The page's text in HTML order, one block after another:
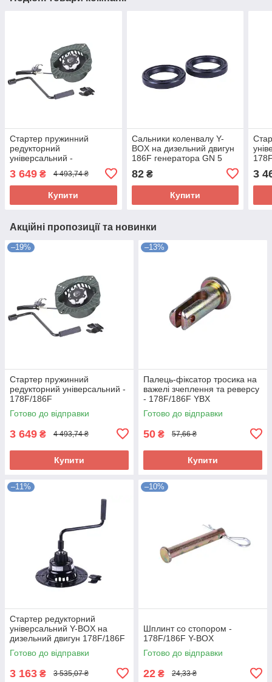
Стартер пружинний
редукторний
універсальний -
3 649 ₴ 4 493,74 ₴
Купити
Сальники коленвалу Y-
BOX на дизельний двигун
186F генератора GN 5
82₴
Купити
3
Акційні пропозиції та новинки
–19%
Стартер пружинний
редукторний універсальний -
178F/186F
Готово до відправки
3 649 ₴ 4 493,74 ₴
Купити
–13%
Палець-фіксатор тросика на
важелі зчеплення та реверсу
- 178F/186F YBX
Готово до відправки
50 ₴ 57,66 ₴
Купити
–11%
Стартер редукторний
універсальний Y-BOX на
дизельний двигун 178F/186F
Готово до відправки
3 163 ₴ 3 535,07 ₴
–10%
Шплинт со стопором -
178F/186F Y-BOX
Готово до відправки
22 ₴ 24,33 ₴